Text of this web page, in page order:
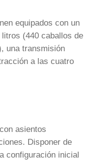
equipados con un
(440 caballos de
una transmisión
a las cuatro
asientos
Disponer de
configuración inicial